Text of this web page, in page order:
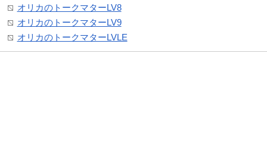
オリカのトークマターLV8
オリカのトークマターLV9
オリカのトークマターLVLE